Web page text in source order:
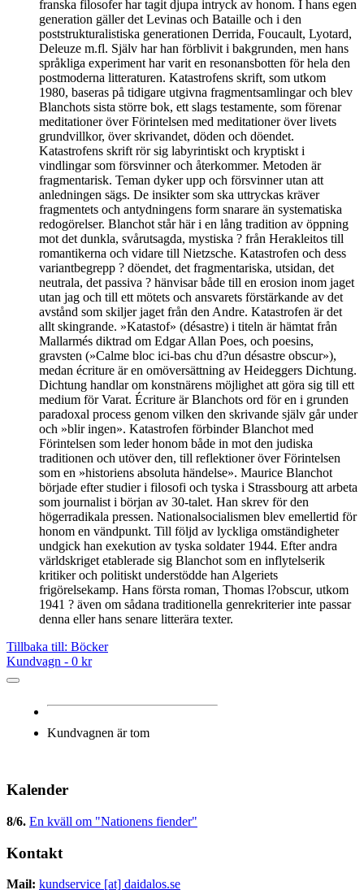
franska filosofer har tagit djupa intryck av honom. I hans egen
generation gäller det Levinas och Bataille och i den
poststrukturalistiska generationen Derrida, Foucault, Lyotard,
Deleuze m.fl. Själv har han förblivit i bakgrunden, men hans
språkliga experiment har varit en resonansbotten för hela den
postmoderna litteraturen. Katastrofens skrift, som utkom
1980, baseras på tidigare utgivna fragmentsamlingar och blev
Blanchots sista större bok, ett slags testamente, som förenar
meditationer över Förintelsen med meditationer över livets
grundvillkor, över skrivandet, döden och döendet.
Katastrofens skrift rör sig labyrintiskt och kryptiskt i
vindlingar som försvinner och återkommer. Metoden är
fragmentarisk. Teman dyker upp och försvinner utan att
anledningen sägs. De insikter som ska uttryckas kräver
fragmentets och antydningens form snarare än systematiska
redogörelser. Blanchot står här i en lång tradition av öppning
mot det dunkla, svårutsagda, mystiska ? från Herakleitos till
romantikerna och vidare till Nietzsche. Katastrofen och dess
variantbegrepp ? döendet, det fragmentariska, utsidan, det
neutrala, det passiva ? hänvisar både till en erosion inom jaget
utan jag och till ett mötets och ansvarets förstärkande av det
avstånd som skiljer jaget från den Andre. Katastrofen är det
allt skingrande. »Katastof» (désastre) i titeln är hämtat från
Mallarmés diktrad om Edgar Allan Poes, och poesins,
gravsten (»Calme bloc ici-bas chu d?un désastre obscur»),
medan écriture är en omöversättning av Heideggers Dichtung.
Dichtung handlar om konstnärens möjlighet att göra sig till ett
medium för Varat. Écriture är Blanchots ord för en i grunden
paradoxal process genom vilken den skrivande själv går under
och »blir ingen». Katastrofen förbinder Blanchot med
Förintelsen som leder honom både in mot den judiska
traditionen och utöver den, till reflektioner över Förintelsen
som en »historiens absoluta händelse». Maurice Blanchot
började efter studier i filosofi och tyska i Strassbourg att arbeta
som journalist i början av 30-talet. Han skrev för den
högerradikala pressen. Nationalsocialismen blev emellertid för
honom en vändpunkt. Till följd av lyckliga omständigheter
undgick han exekution av tyska soldater 1944. Efter andra
världskriget etablerade sig Blanchot som en inflytelserik
kritiker och politiskt understödde han Algeriets
frigörelsekamp. Hans första roman, Thomas l?obscur, utkom
1941 ? även om sådana traditionella genrekriterier inte passar
denna eller hans senare litterära texter.
Tillbaka till: Böcker
Kundvagn - 0 kr
Kundvagnen är tom
Kalender
8/6. En kväll om "Nationens fiender"
Kontakt
Mail: kundservice [at] daidalos.se